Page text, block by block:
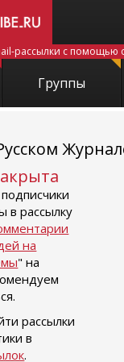
рассылки с помощью
Группы
в рассылку
на
" на
рассылки
в
.